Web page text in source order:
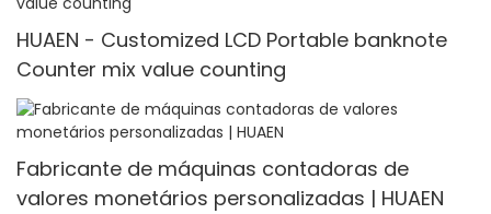
HUAEN - Customized LCD Portable banknote
Counter mix value counting
Fabricante de máquinas contadoras de
valores monetários personalizadas | HUAEN